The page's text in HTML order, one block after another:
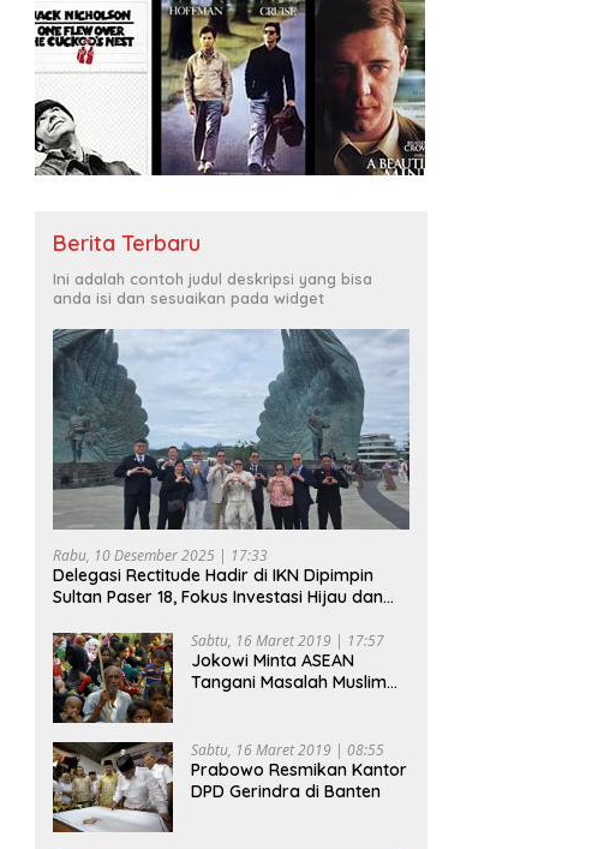
Berita Terbaru
Ini adalah contoh judul deskripsi yang bisa
anda isi dan sesuaikan pada widget
Rabu, 10 Desember 2025 | 17:33
Delegasi Rectitude Hadir di IKN Dipimpin
Sultan Paser 18, Fokus Investasi Hijau dan
Sabtu, 16 Maret 2019 | 17:57
Jokowi Minta ASEAN
Tangani Masalah Muslim
Sabtu, 16 Maret 2019 | 08:55
Prabowo Resmikan Kantor
DPD Gerindra di Banten